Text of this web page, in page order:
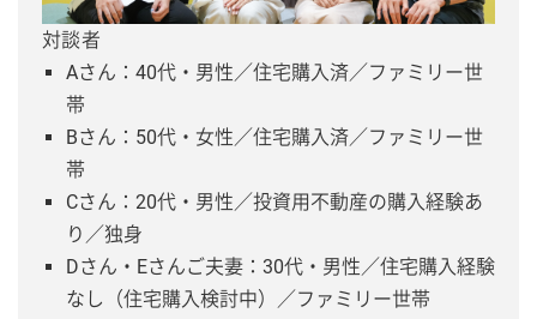
対談者
Aさん：40代・男性／住宅購入済／ファミリー世
帯
Bさん：50代・女性／住宅購入済／ファミリー世
帯
Cさん：20代・男性／投資用不動産の購入経験あ
り／独身
Dさん・Eさんご夫妻：30代・男性／住宅購入経験
なし（住宅購入検討中）／ファミリー世帯